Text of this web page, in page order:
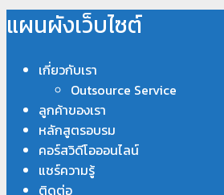
แผนผังเว็บไซต์
เกี่ยวกับเรา
Outsource Service
ลูกค้าของเรา
หลักสูตรอบรม
คอร์สวิดีโอออนไลน์
แชร์ความรู้
ติดต่อ